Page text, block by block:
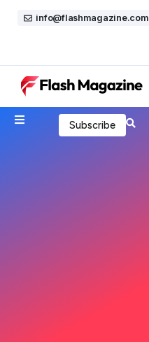
info@flashmagazine.com
Subscribe